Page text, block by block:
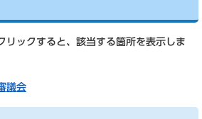
リックすると、該当する箇所を表示しま
議会